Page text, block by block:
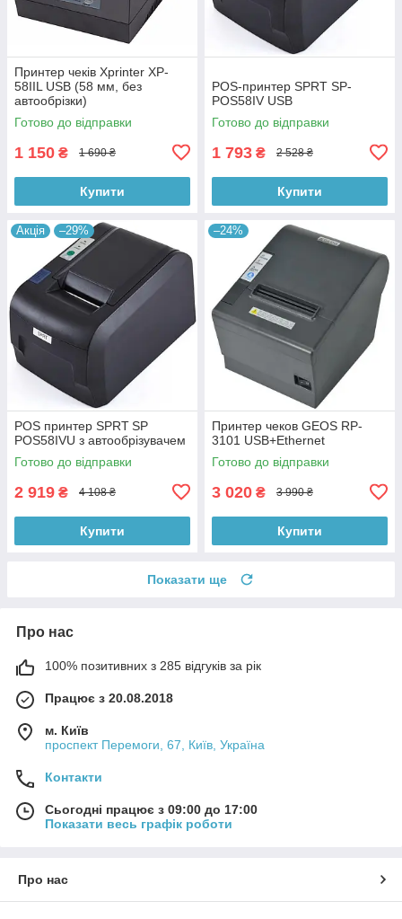
Принтер чеків Xprinter XP-
58IIL USB (58 мм, без
автообрізки)
Готово до відправки
1 150 ₴ 1 690 ₴
Купити
POS-принтер SPRT SP-
POS58IV USB
Готово до відправки
1 793 ₴ 2 528 ₴
Купити
Акція –29%
POS принтер SPRT SP
POS58IVU з автообрізувачем
Готово до відправки
2 919 ₴ 4 108 ₴
Купити
–24%
Принтер чеков GEOS RP-
3101 USB+Ethernet
Готово до відправки
3 020 ₴ 3 990 ₴
Купити
Показати ще
Про нас
100% позитивних з 285 відгуків за рік
Працює з 20.08.2018
м. Київ
проспект Перемоги, 67, Київ, Україна
Контакти
Сьогодні працює з 09:00 до 17:00
Показати весь графік роботи
Про нас